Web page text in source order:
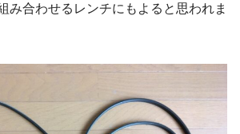
み合わせるレンチにもよると思われま